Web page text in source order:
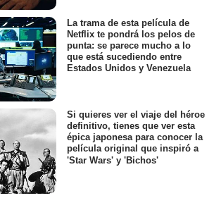
La trama de esta película de
Netflix te pondrá los pelos de
punta: se parece mucho a lo
que está sucediendo entre
Estados Unidos y Venezuela
Si quieres ver el viaje del héroe
definitivo, tienes que ver esta
épica japonesa para conocer la
película original que inspiró a
'Star Wars' y 'Bichos'